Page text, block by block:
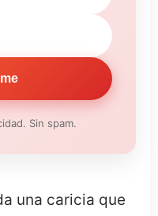
Sin spam.
una caricia que